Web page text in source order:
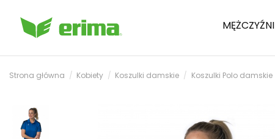
MĘŻCZYŹNI
Strona główna Kobiety Koszulki damskie Koszulki Polo damskie